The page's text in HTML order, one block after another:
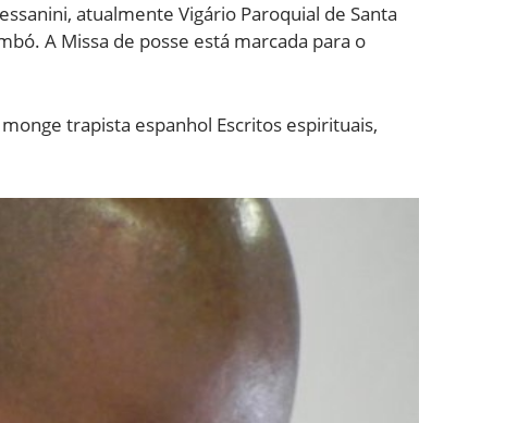
atualmente Vigário Paroquial de Santa
A Missa de posse está marcada para o
trapista espanhol Escritos espirituais,